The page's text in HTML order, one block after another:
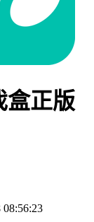
盒正版
08:56:23